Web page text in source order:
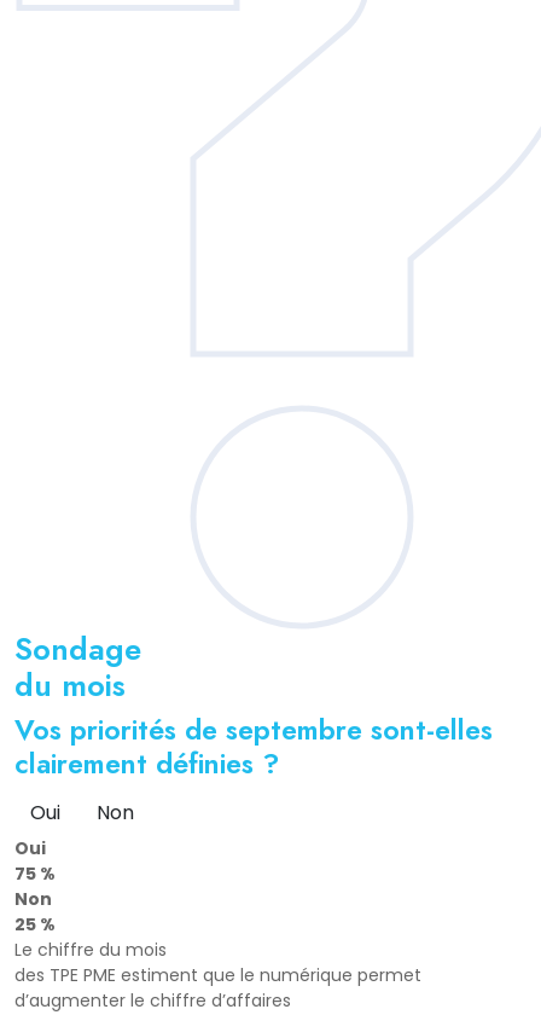
Sondage
du mois
Vos priorités de septembre sont-elles
clairement définies ?
Oui Non
Oui
75 %
Non
25 %
Le chiffre du mois
des TPE PME estiment que le numérique permet
d’augmenter le chiffre d’affaires